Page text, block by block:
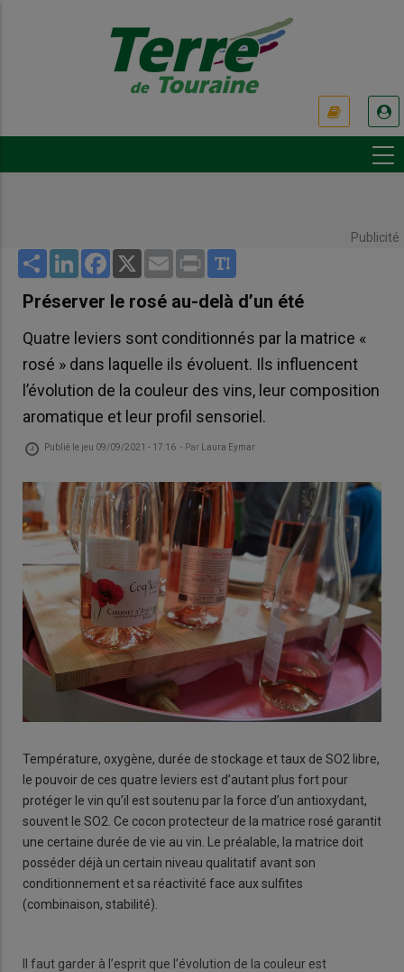
Publicité
Share LinkedInFacebook
X Email Print
Préserver le rosé au-delà d’un été
Quatre leviers sont conditionnés par la matrice «
rosé » dans laquelle ils évoluent. Ils influencent
l’évolution de la couleur des vins, leur composition
aromatique et leur profil sensoriel.
Publié le jeu 09/09/2021 - 17:16 - Par Laura Eymar
Température, oxygène, durée de stockage et taux de SO2 libre,
le pouvoir de ces quatre leviers est d’autant plus fort pour
protéger le vin qu’il est soutenu par la force d’un antioxydant,
souvent le SO2. Ce cocon protecteur de la matrice rosé garantit
une certaine durée de vie au vin. Le préalable, la matrice doit
posséder déjà un certain niveau qualitatif avant son
conditionnement et sa réactivité face aux sulfites
(combinaison, stabilité).
Il faut garder à l’esprit que l’évolution de la couleur est